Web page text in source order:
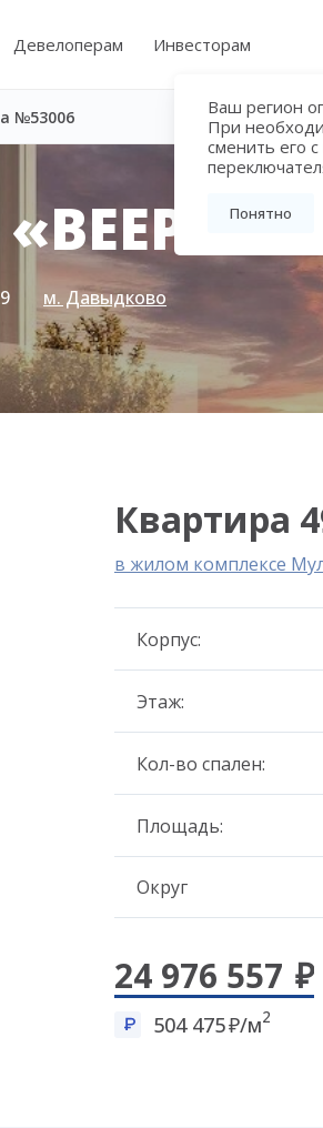
Девелоперам Инвесторам
Ваш регион
При
сменить его
Понятно
№53006
м. Давыдково
Квартира
в жилом комплексе
Корпус:
Этаж:
Кол-во спален:
Площадь:
Округ
24 976 557
504 475 /м2